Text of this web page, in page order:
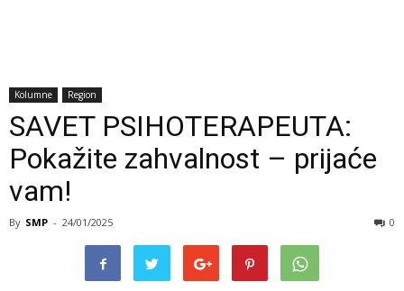
Kolumne Region
SAVET PSIHOTERAPEUTA:
Pokažite zahvalnost – prijaće
vam!
By SMP - 24/01/2025 0